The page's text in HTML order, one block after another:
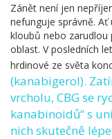
Zánět není jen
nefunguje správně.
kloubů nebo zarudlou
oblast. V posledních
hrdinové ze světa
(kanabigerol).
vrcholu, CBG se
kanabinoidů“ s
nich skutečně